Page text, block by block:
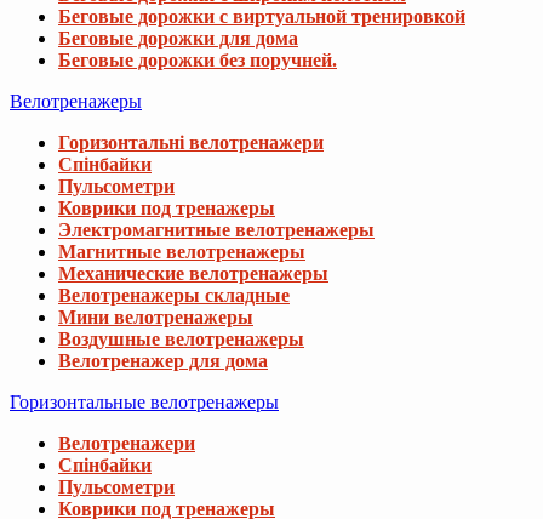
Беговые дорожки с виртуальной тренировкой
Беговые дорожки для дома
Беговые дорожки без поручней.
Велотренажеры
Горизонтальні велотренажери
Спінбайки
Пульсометри
Коврики под тренажеры
Электромагнитные велотренажеры
Магнитные велотренажеры
Механические велотренажеры
Велотренажеры складные
Мини велотренажеры
Воздушные велотренажеры
Велотренажер для дома
Горизонтальные велотренажеры
Велотренажери
Спінбайки
Пульсометри
Коврики под тренажеры